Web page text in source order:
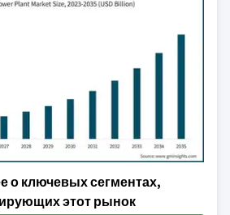
о ключевых сегментах,
этот рынок